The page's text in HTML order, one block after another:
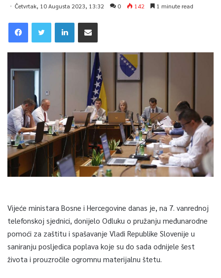
Četvrtak, 10 Augusta 2023, 13:32 0 142 1 minute read
Vijeće ministara Bosne i Hercegovine danas je, na 7. vanrednoj
telefonskoj sjednici, donijelo Odluku o pružanju međunarodne
pomoći za zaštitu i spašavanje Vladi Republike Slovenije u
saniranju posljedica poplava koje su do sada odnijele šest
života i prouzročile ogromnu materijalnu štetu.